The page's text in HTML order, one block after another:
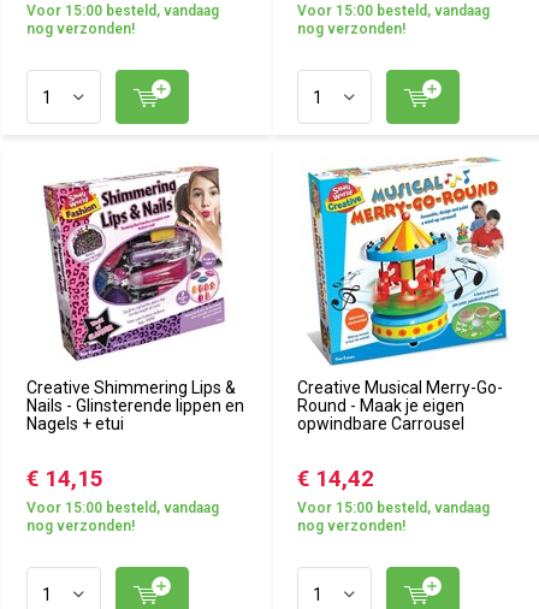
Voor 15:00 besteld, vandaag
nog verzonden!
Voor 15:00 besteld, vandaag
nog verzonden!
Creative Shimmering Lips &
Nails - Glinsterende lippen en
Nagels + etui
€ 14,15
Voor 15:00 besteld, vandaag
nog verzonden!
Creative Musical Merry-Go-
Round - Maak je eigen
opwindbare Carrousel
€ 14,42
Voor 15:00 besteld, vandaag
nog verzonden!